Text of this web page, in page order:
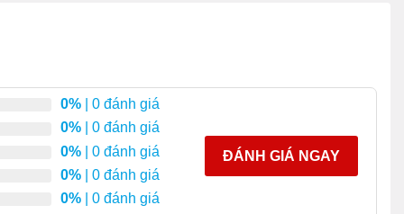
0% | 0 đánh giá
0% | 0 đánh giá
0% | 0 đánh giá
0% | 0 đánh giá
0% | 0 đánh giá
ĐÁNH GIÁ NGAY